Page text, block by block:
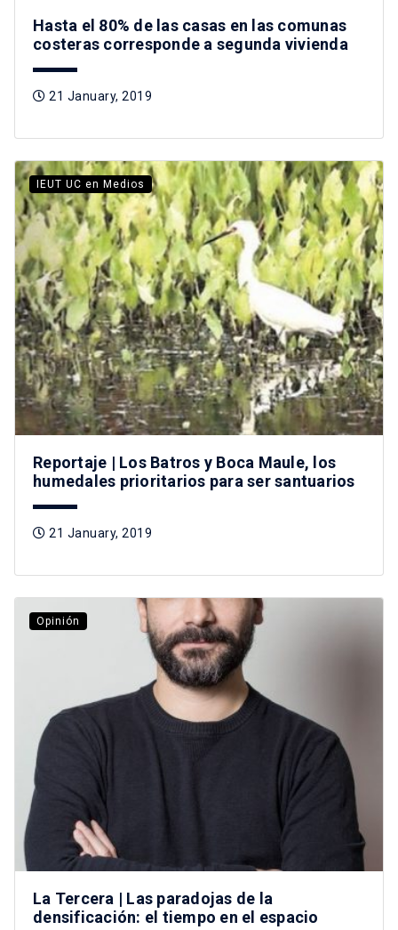
Hasta el 80% de las casas en las comunas
costeras corresponde a segunda vivienda
21 January, 2019
IEUT UC en Medios
Reportaje | Los Batros y Boca Maule, los
humedales prioritarios para ser santuarios
21 January, 2019
Opinión
La Tercera | Las paradojas de la
densificación: el tiempo en el espacio